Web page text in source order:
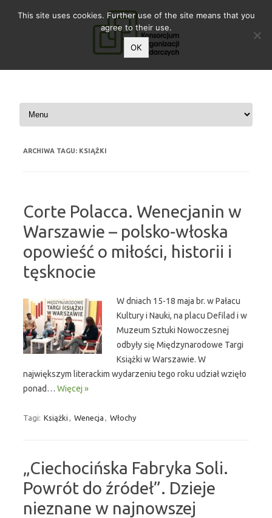
Przeskocz do treści
ARCHIWA TAGU: KSIĄŻKI
Corte Polacca. Wenecjanin w
Warszawie – polsko-włoska
opowieść o miłości, historii i
tęsknocie
W dniach 15-18 maja br. w Pałacu
Kultury i Nauki, na placu Defilad i w
Muzeum Sztuki Nowoczesnej
odbyły się Międzynarodowe Targi
Książki w Warszawie. W
największym literackim wydarzeniu tego roku udział wzięło
ponad… Więcej »
Tagi: Książki , Wenecja , Włochy
„Ciechocińska Fabryka Soli.
Powrót do źródeł”. Dzieje
nieznane w najnowszej
This site uses cookies. Further use of the site means that you
agree to their use.
OK